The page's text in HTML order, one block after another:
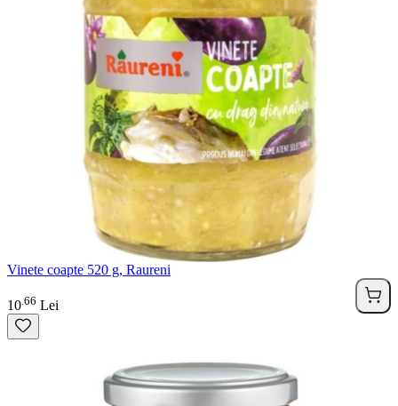
Vinete coapte 520 g, Raureni
10 66 Lei